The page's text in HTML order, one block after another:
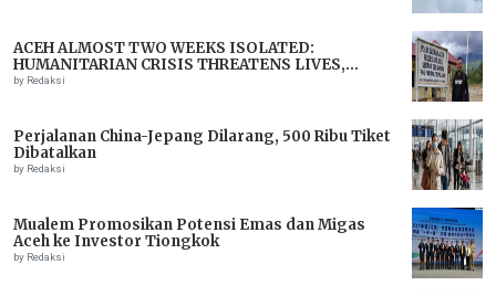
ACEH ALMOST TWO WEEKS ISOLATED:
HUMANITARIAN CRISIS THREATENS LIVES,
IMMEDIATE ASSISTANCE URGENTLY NEEDED
by Redaksi
Perjalanan China-Jepang Dilarang, 500 Ribu Tiket
Dibatalkan
by Redaksi
Mualem Promosikan Potensi Emas dan Migas
Aceh ke Investor Tiongkok
by Redaksi